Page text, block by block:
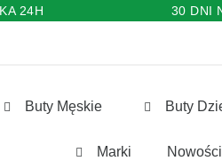
24H 30 DNI
Buty Męskie Buty
Marki Nowości